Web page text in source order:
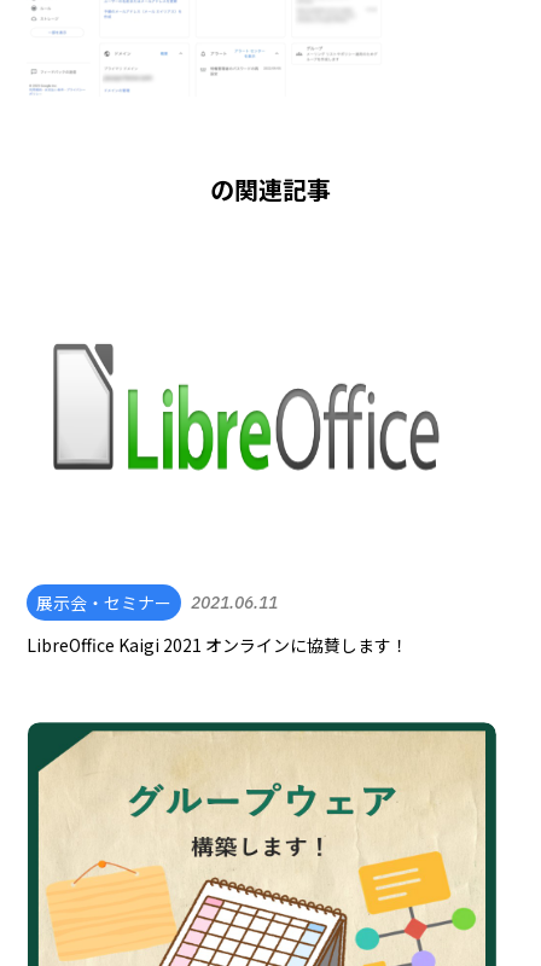
の関連記事
展示会・セミナー 2021.06.11
LibreOffice Kaigi 2021 オンラインに協賛します！